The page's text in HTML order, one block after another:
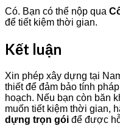
Có. Bạn có thể nộp qua
để tiết kiệm thời gian.
Kết luận
Xin phép xây dựng tại
thiết để đảm bảo tính
hoạch. Nếu bạn còn băn
muốn tiết kiệm thời gian,
dựng trọn gói để được